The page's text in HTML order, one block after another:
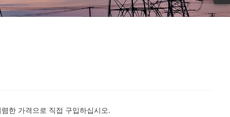
한 가격으로 직접 구입하십시오.